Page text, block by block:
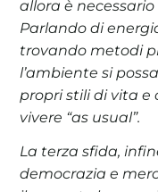
allora è
Parlando di
trovando metodi
l’ambiente si
propri stili di vita e
vivere “as usual”.
La terza sfida,
democrazia e